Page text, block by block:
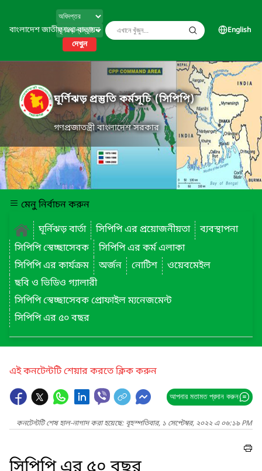
বাংলাদেশ জাতীয় তথ্য বাতায়ন
দেখুন
English
ঘূর্ণিঝড় প্রস্তুতি কর্মসূচি (সিপিপি)
গণপ্রজাতন্ত্রী বাংলাদেশ সরকার
মেনু নির্বাচন করুন
ঘূর্নিঝড় বার্তা
সিপিপি এর প্রয়োজনীয়তা
ব্যবস্থাপনা
সিপিপি স্বেচ্ছাসেবক
সিপিপি এর কর্ম এলাকা
সিপিপি এর কার্যক্রম
অর্জন নোটিশ
ওয়েবমেইল
ছবি ও ভিডিও গ্যালারী
সিপিপি স্বেচ্ছাসেবক প্রোফাইল ম্যনেজমেন্ট
সিপিপি এর ৫০ বছর
এই কনটেন্টটি শেয়ার করতে ক্লিক করুন
আপনার মতামত প্রদান করুন
কনটেন্টটি শেষ হাল-নাগাদ করা হয়েছে: বৃহস্পতিবার, ১ সেপ্টেম্বর, ২০২২ এ ০৬:১৯ PM